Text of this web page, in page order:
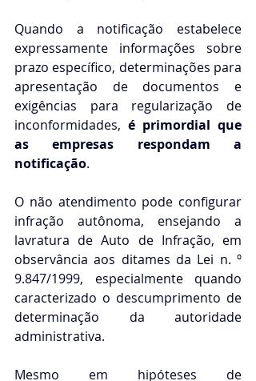
Quando a notificação estabelece
expressamente informações sobre
prazo específico, determinações para
apresentação de documentos e
exigências para regularização de
inconformidades, é primordial que
as empresas respondam a
notificação.
O não atendimento pode configurar
infração autônoma, ensejando a
lavratura de Auto de Infração, em
observância aos ditames da Lei n. º
9.847/1999, especialmente quando
caracterizado o descumprimento de
determinação da autoridade
administrativa.
Mesmo em hipóteses de